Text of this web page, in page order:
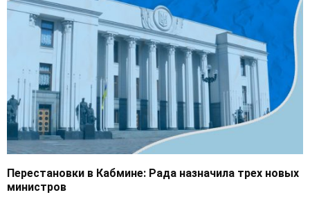
Перестановки в Кабмине: Рада назначила трех новых
министров